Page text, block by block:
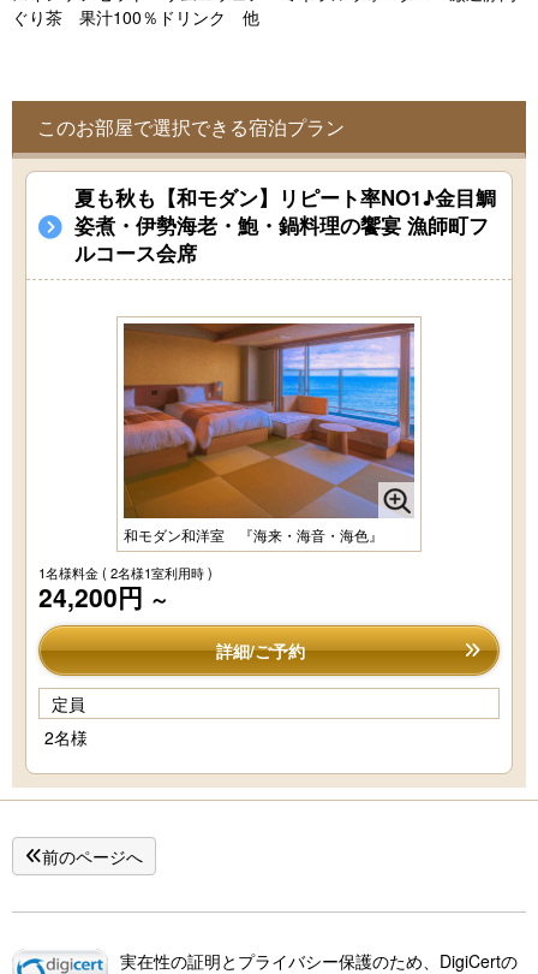
ぐり茶 果汁100％ドリンク 他
このお部屋で選択できる宿泊プラン
夏も秋も【和モダン】リピート率NO1♪金目鯛
姿煮・伊勢海老・鮑・鍋料理の饗宴 漁師町フ
ルコース会席
和モダン和洋室 『海来・海音・海色』
1名様料金( 2名様1室利用時 )
24,200円 ～
詳細/ご予約
定員
2名様
前のページへ
実在性の証明とプライバシー保護のため、DigiCertの